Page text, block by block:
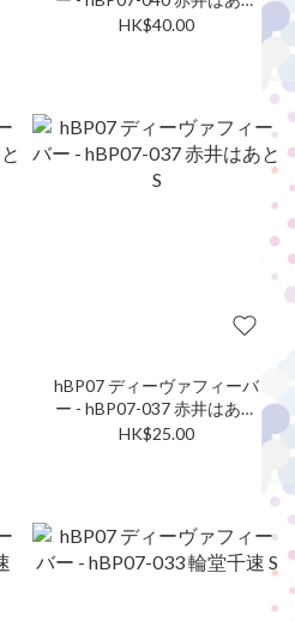
SR
HK$40.00
hBP07 ディーヴァフィーバ
ー - hBP07-037 赤井はあと
S
HK$25.00